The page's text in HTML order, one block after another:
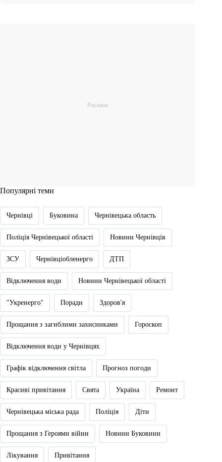
Популярні теми
Чернівці Буковина Чернівецька область
Поліція Чернівецької області Новини Чернівців
ЗСУ Чернівціобленерго ДТП
Відключення води Новини Чернівецької області
"Укренерго" Поради Здоров'я
Прощання з загиблими захисниками Гороскоп
Відключення води у Чернівцях
Графік відключення світла Прогноз погоди
Красиві привітання Свята Україна Ремонт
Чернівецька міська рада Поліція Діти
Прощання з Героями війни Новини Буковини
Лікування Привітання